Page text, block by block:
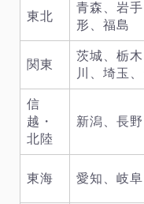
東北
青森、岩
形、福島
関東
茨城、栃
川、埼玉
信
越・
北陸
新潟、長
東海 愛知、岐